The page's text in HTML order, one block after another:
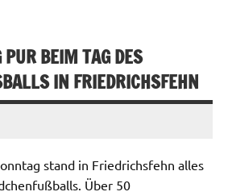
PUR BEIM TAG DES
IN FRIEDRICHSFEHN
stand in Friedrichsfehn alles
Über 50